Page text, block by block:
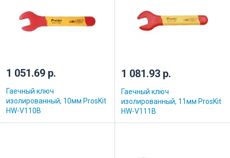
1 051.69 р.
Гаечный ключ
изолированный, 10мм ProsKit
HW-V110B
1 081.93 р.
Гаечный ключ
изолированный, 11мм ProsKit
HW-V111B